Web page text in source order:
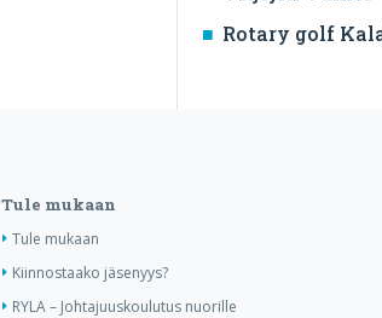
Rotary golf
Tule mukaan
Tule mukaan
Kiinnostaako jäsenyys?
RYLA – Johtajuuskoulutus nuorille